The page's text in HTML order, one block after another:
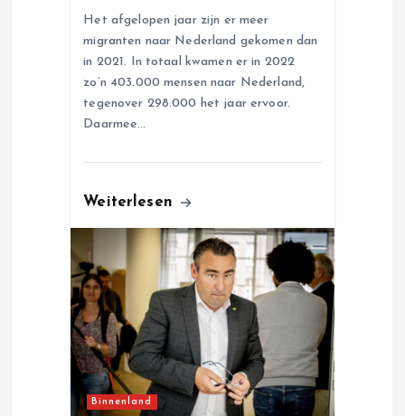
Het afgelopen jaar zijn er meer
migranten naar Nederland gekomen dan
in 2021. In totaal kwamen er in 2022
zo’n 403.000 mensen naar Nederland,
tegenover 298.000 het jaar ervoor.
Daarmee…
Weiterlesen
Binnenland